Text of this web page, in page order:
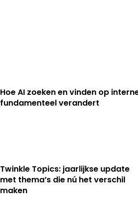
Hoe AI zoeken en vinden op
fundamenteel verandert
Twinkle Topics: jaarlijkse update
met thema’s die nú het verschil
maken